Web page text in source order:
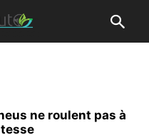
ne roulent pas à